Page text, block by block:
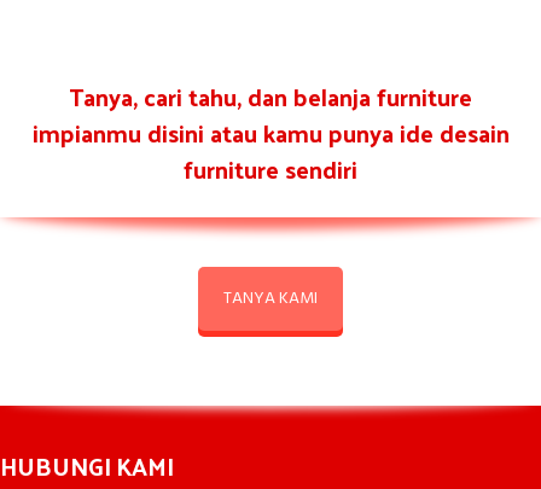
Tanya, cari tahu, dan belanja furniture
impianmu disini atau kamu punya ide desain
furniture sendiri
TANYA KAMI
HUBUNGI KAMI